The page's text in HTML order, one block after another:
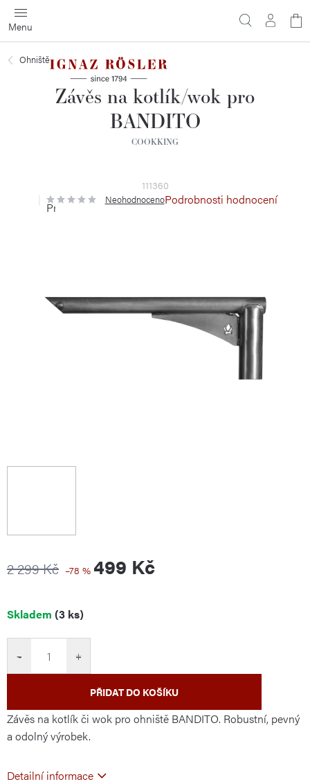
Přejít
na
obsah
Ohniště
Závěs na kotlík/wok pro
BANDITO
COOKKING
111360
Průměrné
hodnocení
NeohodnocenoPodrobnosti hodnocení
2 299 Kč –78 % 499 Kč
Měrná
Skladem (3 ks)
+
−
PŘIDAT DO KOŠÍKU
Závěs na kotlík či wok pro ohniště BANDITO. Robustní, pevný
a odolný výrobek.
Detailní informace